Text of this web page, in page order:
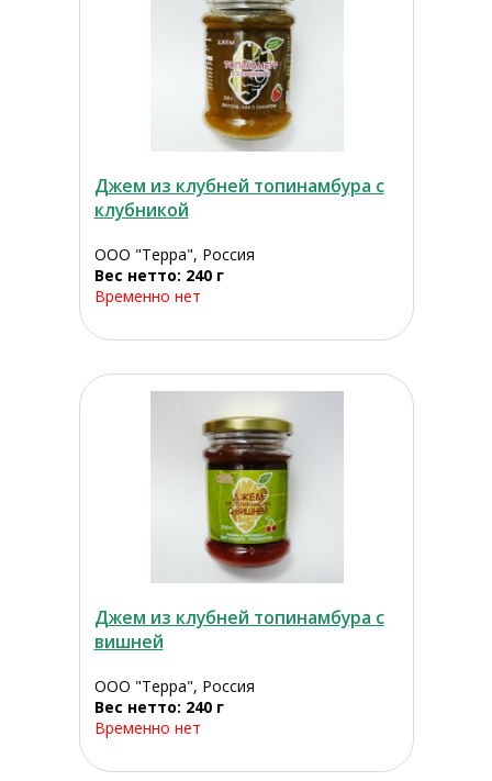
Джем из клубней топинамбура с
клубникой
ООО "Терра", Россия
Вес нетто: 240 г
Временно нет
Джем из клубней топинамбура с
вишней
ООО "Терра", Россия
Вес нетто: 240 г
Временно нет